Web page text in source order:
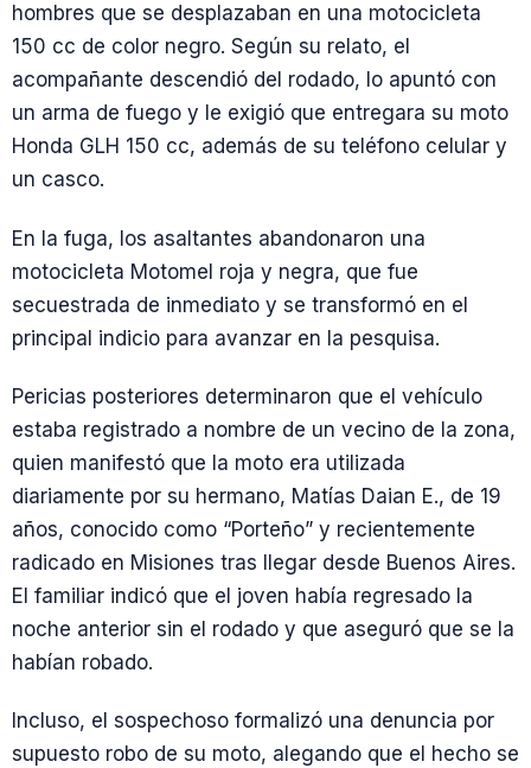
hombres que se desplazaban en una motocicleta
150 cc de color negro. Según su relato, el
acompañante descendió del rodado, lo apuntó con
un arma de fuego y le exigió que entregara su moto
Honda GLH 150 cc, además de su teléfono celular y
un casco.
En la fuga, los asaltantes abandonaron una
motocicleta Motomel roja y negra, que fue
secuestrada de inmediato y se transformó en el
principal indicio para avanzar en la pesquisa.
Pericias posteriores determinaron que el vehículo
estaba registrado a nombre de un vecino de la zona,
quien manifestó que la moto era utilizada
diariamente por su hermano, Matías Daian E., de 19
años, conocido como “Porteño” y recientemente
radicado en Misiones tras llegar desde Buenos Aires.
El familiar indicó que el joven había regresado la
noche anterior sin el rodado y que aseguró que se la
habían robado.
Incluso, el sospechoso formalizó una denuncia por
supuesto robo de su moto, alegando que el hecho se